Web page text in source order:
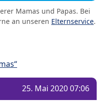
Mamas und Papas. Bei
an unseren Elternservice.
25. Mai 2020 07:06